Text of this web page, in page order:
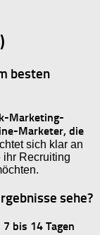
besten
Marketing-
Marketer, die
sich klar an
ihr Recruiting
sehe?
bis 14 Tagen